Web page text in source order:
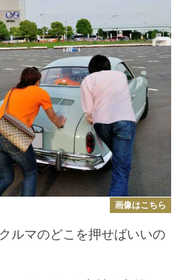
画像はこちら
ルマのどこを押せばいいの